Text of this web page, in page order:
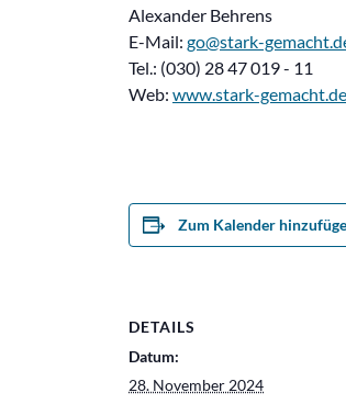
Alexander Behrens
E-Mail: go@stark-
Tel.: (030) 28 47 019 - 11
Web: www.stark-gemacht.de
Zum Kalender
DETAILS
Datum:
28. November 2024